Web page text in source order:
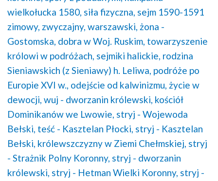
wielkołucka 1580, siła fizyczna, sejm 1590-1591
zimowy, zwyczajny, warszawski, żona -
Gostomska, dobra w Woj. Ruskim, towarzyszenie
królowi w podróżach, sejmiki halickie, rodzina
Sieniawskich (z Sieniawy) h. Leliwa, podróże po
Europie XVI w., odejście od kalwinizmu, życie w
dewocji, wuj - dworzanin królewski, kościół
Dominikanów we Lwowie, stryj - Wojewoda
Bełski, teść - Kasztelan Płocki, stryj - Kasztelan
Bełski, królewszczyzny w Ziemi Chełmskiej, stryj
- Strażnik Polny Koronny, stryj - dworzanin
królewski, stryj - Hetman Wielki Koronny, stryj -